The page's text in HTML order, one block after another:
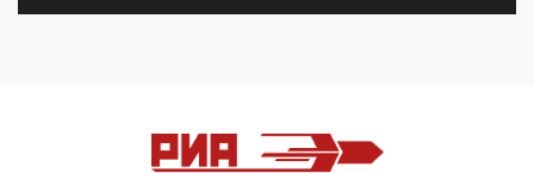
входМошенники активно пользуются аккаунтами на
Госуслугах уме...